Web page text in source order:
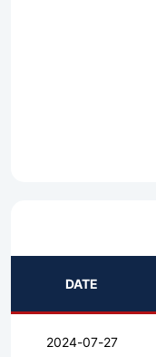
DATE
2024-07-27